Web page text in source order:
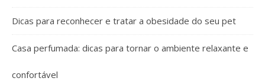
Dicas para reconhecer e tratar a obesidade do seu pet
Casa perfumada: dicas para tornar o ambiente relaxante e
confortável